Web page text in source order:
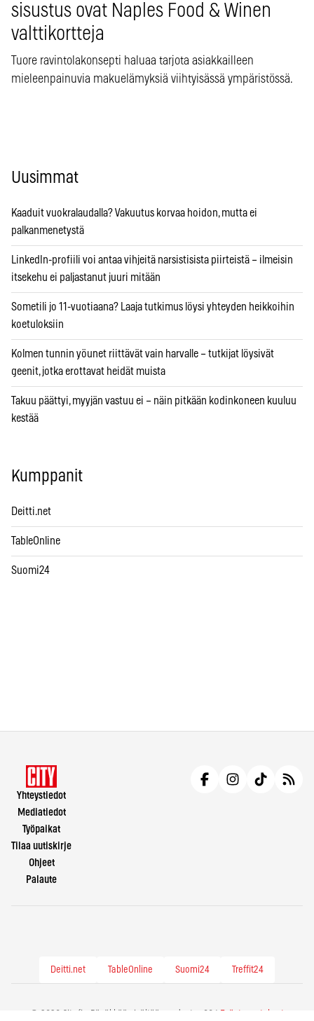
sisustus ovat Naples Food & Winen
valttikortteja
Tuore ravintolakonsepti haluaa tarjota asiakkailleen
mieleenpainuvia makuelämyksiä viihtyisässä ympäristössä.
Uusimmat
Kaaduit vuokralaudalla? Vakuutus korvaa hoidon, mutta ei
palkanmenetystä
LinkedIn-profiili voi antaa vihjeitä narsistisista piirteistä – ilmeisin
itsekehu ei paljastanut juuri mitään
Sometili jo 11-vuotiaana? Laaja tutkimus löysi yhteyden heikkoihin
koetuloksiin
Kolmen tunnin yöunet riittävät vain harvalle – tutkijat löysivät
geenit, jotka erottavat heidät muista
Takuu päättyi, myyjän vastuu ei – näin pitkään kodinkoneen kuuluu
kestää
Kumppanit
Deitti.net
TableOnline
Suomi24
Yhteystiedot
Mediatiedot
Työpaikat
Tilaa uutiskirje
Ohjeet
Palaute
Deitti.net TableOnline Suomi24 Treffit24